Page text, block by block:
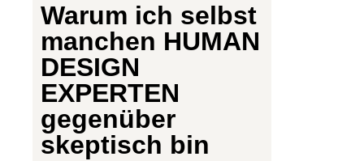
Warum ich selbst
manchen HUMAN
DESIGN
EXPERTEN
gegenüber
skeptisch bin